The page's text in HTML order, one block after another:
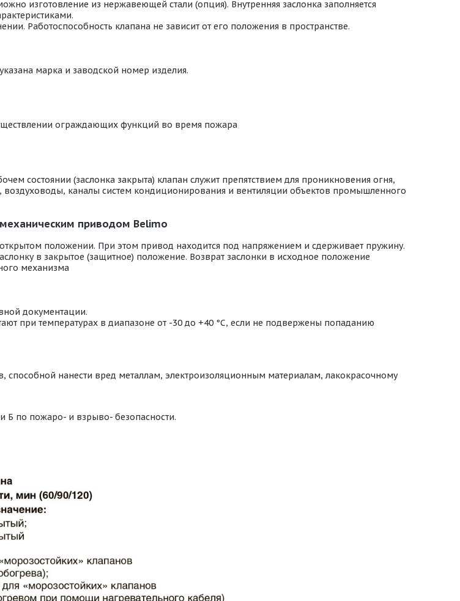
изготовление из нержавеющей стали (опция). Внутренняя заслонка заполняется
Работоспособность клапана не зависит от его положения в пространстве.
марка и заводской номер изделия.
ограждающих функций во время пожара
состоянии (заслонка закрыта) клапан служит препятствием для проникновения огня,
воздуховоды, каналы систем кондиционирования и вентиляции объектов промышленного
приводом Belimo
положении. При этом привод находится под напряжением и сдерживает пружину.
в закрытое (защитное) положение. Возврат заслонки в исходное положение
механизма
документации.
при температурах в диапазоне от -30 до +40 °С, если не подвержены попаданию
способной нанести вред металлам, электроизоляционным материалам, лакокрасочному
Б по пожаро- и взрыво- безопасности.